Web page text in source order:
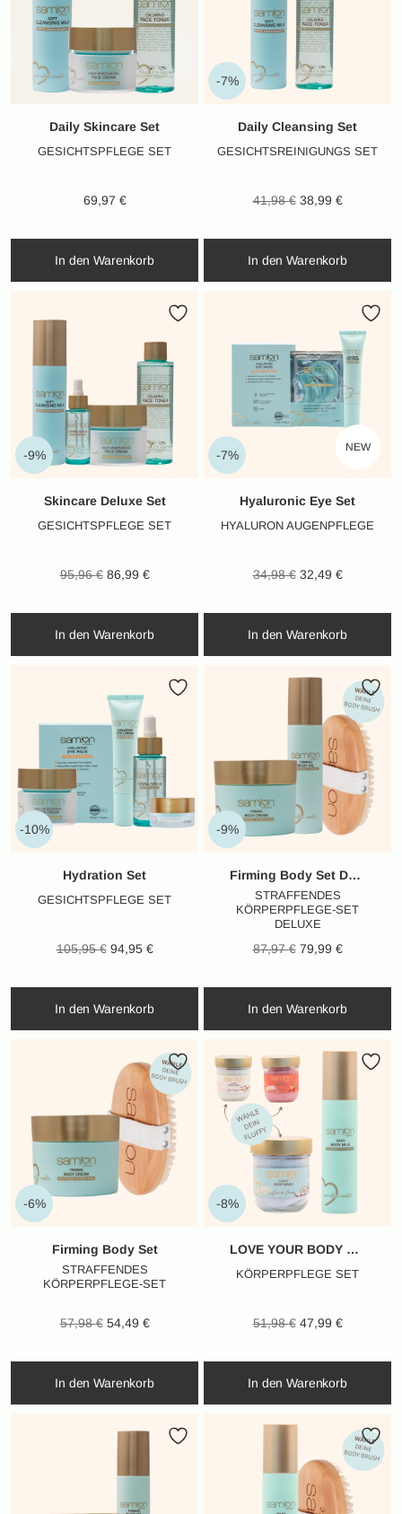
Daily Skincare Set
GESICHTSPFLEGE SET
69,97 €
In den Warenkorb
-7%
Daily Cleansing Set
GESICHTSREINIGUNGS SET
41,98€ Ursprünglicher
38,99 €Aktueller
In den Warenkorb
-9%
Skincare Deluxe Set
GESICHTSPFLEGE SET
95,96€ Ursprünglicher
86,99 €Aktueller
In den Warenkorb
NEW
-7%
Hyaluronic Eye Set
HYALURON AUGENPFLEGE
34,98€ Ursprünglicher
32,49 €Aktueller
In den Warenkorb
-10%
Hydration Set
GESICHTSPFLEGE SET
105,95€ Ursprünglicher
94,95 €Aktueller
In den Warenkorb
-9%
Firming Body Set Deluxe
STRAFFENDES
KÖRPERPFLEGE-SET
DELUXE
87,97€ Ursprünglicher
79,99 €Aktueller
In den Warenkorb
-6%
Firming Body Set
STRAFFENDES
KÖRPERPFLEGE-SET
57,98€ Ursprünglicher
54,49 €Aktueller
In den Warenkorb
-8%
LOVE YOUR BODY SET
KÖRPERPFLEGE SET
51,98€ Ursprünglicher
47,99 €Aktueller
In den Warenkorb